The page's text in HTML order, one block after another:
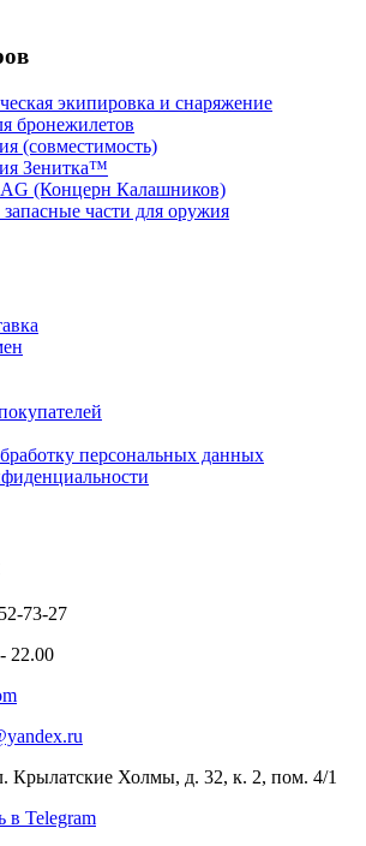
экипировка и снаряжение
бронежилетов
(совместимость)
Зенитка™
(Концерн Калашников)
части для оружия
персональных данных
73-27
22.00
Крылатские Холмы, д. 32, к. 2, пом. 4/1
в Telegram